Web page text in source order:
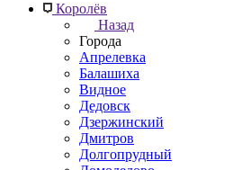
Королёв
Назад
Города
Апрелевка
Балашиха
Видное
Дедовск
Дзержинский
Дмитров
Долгопрудный